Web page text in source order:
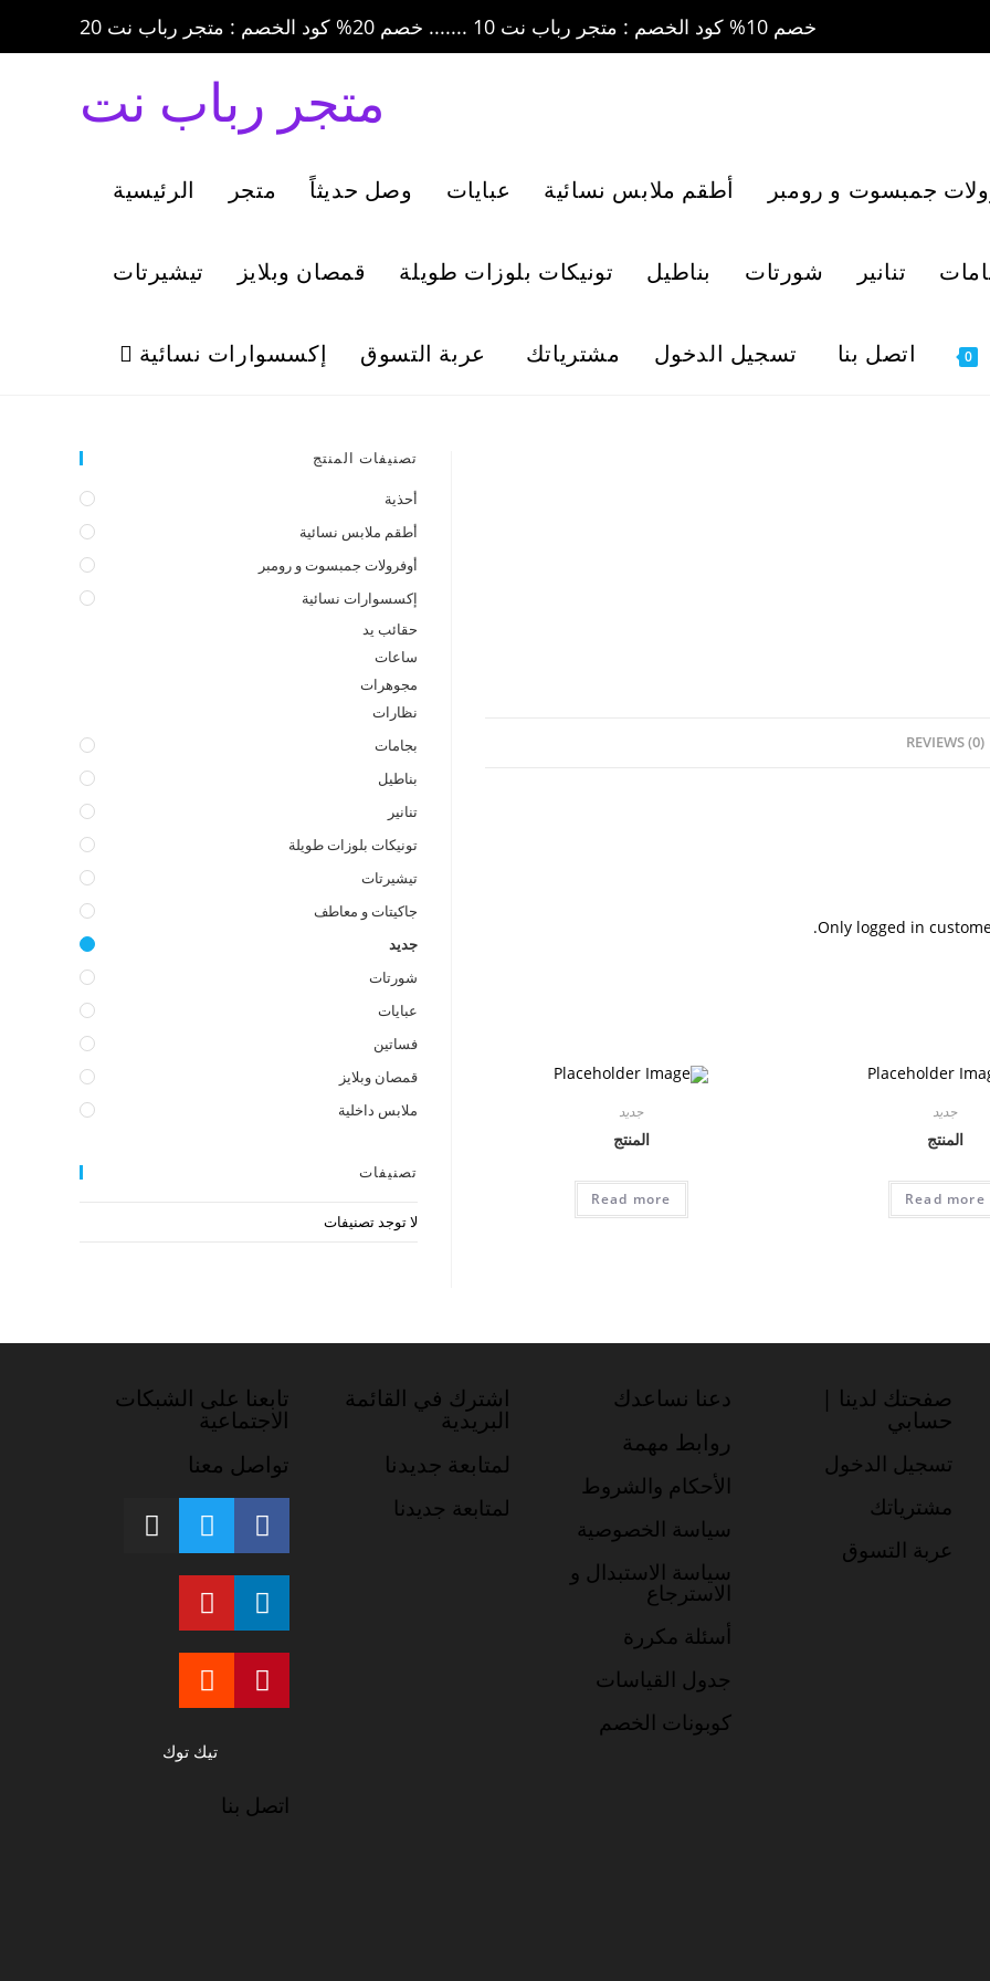
خصم 10% كود الخصم : متجر رباب نت 10 ....... خصم 20% كود الخصم : متجر رباب نت 20
متجر رباب نت
الرئيسية متجر وصل حديثاً عبايات أطقم ملابس نسائية جمبسوت و رومبر
تيشيرتات قمصان وبلايز تونيكات بلوزات طويلة بناطيل شورتات تنانير
إكسسوارات نسائية عربة التسوق مشترياتك تسجيل الدخول اتصل بنا 0
REVIEWS (0)
Only logged in
جديد
المنتج
Read more
جديد
المنتج
Read more
تصنيفات المنتج
أحذية
أطقم ملابس نسائية
أوفرولات جمبسوت و رومبر
إكسسوارات نسائية
حقائب يد
ساعات
مجوهرات
نظارات
بجامات
بناطيل
تنانير
تونيكات بلوزات طويلة
تيشيرتات
جاكيتات و معاطف
جديد
شورتات
عبايات
فساتين
قمصان وبلايز
ملابس داخلية
تصنيفات
لا توجد تصنيفات
صفحتك لدينا |
حسابي
تسجيل الدخول
مشترياتك
عربة التسوق
دعنا نساعدك
روابط مهمة
الأحكام والشروط
سياسة الخصوصية
سياسة الاستبدال و
الاسترجاع
أسئلة مكررة
جدول القياسات
كوبونات الخصم
اشترك في القائمة
البريدية
لمتابعة جديدنا
لمتابعة جديدنا
تابعنا على الشبكات
الاجتماعية
تواصل معنا
تيك توك
اتصل بنا